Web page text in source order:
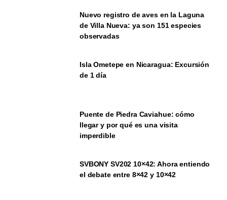
Nuevo registro de aves en la Laguna
de Villa Nueva: ya son 151 especies
observadas
Isla Ometepe en Nicaragua: Excursión
de 1 día
Puente de Piedra Caviahue: cómo
llegar y por qué es una visita
imperdible
SVBONY SV202 10×42: Ahora entiendo
el debate entre 8×42 y 10×42